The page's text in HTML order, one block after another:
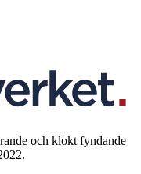
och klokt fyndande